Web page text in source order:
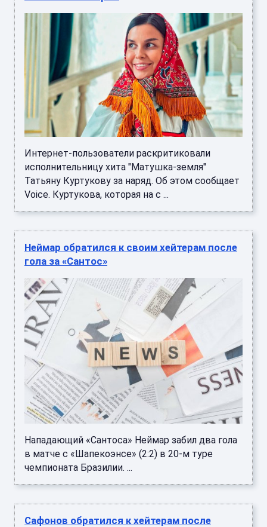
Интернет-пользователи раскритиковали
исполнительницу хита "Матушка-земля"
Татьяну Куртукову за наряд. Об этом сообщает
Voice. Куртукова, которая на с ...
Неймар обратился к своим хейтерам после
гола за «Сантос»
Нападающий «Сантоса» Неймар забил два гола
в матче с «Шапекоэнсе» (2:2) в 20-м туре
чемпионата Бразилии. ...
Сафонов обратился к хейтерам после